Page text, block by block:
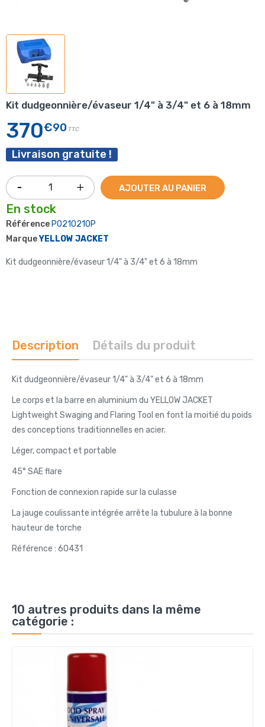
Kit dudgeonnière/évaseur 1/4" à 3/4" et 6 à 18mm
370€90 TTC
Livraison gratuite !
AJOUTER AU PANIER
En stock
Référence P0210210P
MarqueYELLOW JACKET
Kit dudgeonnière/évaseur 1/4" à 3/4" et 6 à 18mm
Description Détails du produit
Kit dudgeonnière/évaseur 1/4" à 3/4" et 6 à 18mm
Le corps et la barre en aluminium du YELLOW JACKET
Lightweight Swaging and Flaring Tool en font la moitié du poids
des conceptions traditionnelles en acier.
Léger, compact et portable
45° SAE flare
Fonction de connexion rapide sur la culasse
La jauge coulissante intégrée arrête la tubulure à la bonne
hauteur de torche
Référence : 60431
10 autres produits dans la même
catégorie :